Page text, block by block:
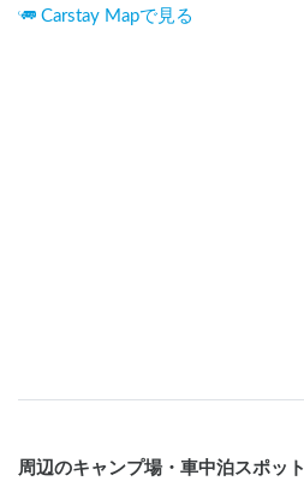
Carstay Mapで見る
周辺のキャンプ場・車中泊スポット